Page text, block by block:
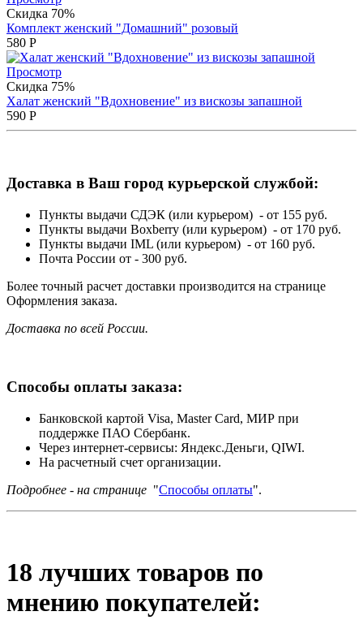
Скидка 70%
Комплект женский "Домашний" розовый
580 Р
Просмотр
Скидка 75%
Халат женский "Вдохновение" из вискозы запашной
590 Р
Доставка в Ваш город курьерской службой:
Пункты выдачи СДЭК (или курьером) - от 155 руб.
Пункты выдачи Boxberry (или курьером) - от 170 руб.
Пункты выдачи IML (или курьером) - от 160 руб.
Почта России от - 300 руб.
Более точный расчет доставки производится на странице
Оформления заказа.
Доставка по всей России.
Способы оплаты заказа:
Банковской картой Visa, Master Card, МИР при
поддержке ПАО Сбербанк.
Через интернет-сервисы: Яндекс.Деньги, QIWI.
На расчетный счет организации.
Подробнее - на странице "Способы оплаты".
18 лучших товаров по
мнению покупателей: